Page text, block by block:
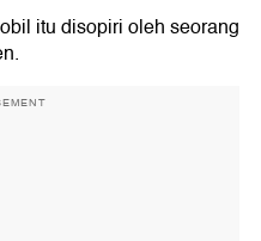
itu disopiri oleh seorang